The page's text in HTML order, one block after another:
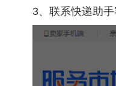
3、 联系快递助